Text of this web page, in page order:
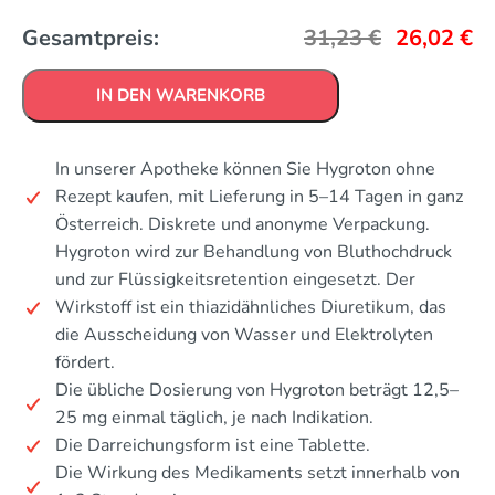
Gesamtpreis: 31,23€ 26,02 €
IN DEN WARENKORB
In unserer Apotheke können Sie Hygroton ohne
Rezept kaufen, mit Lieferung in 5–14 Tagen in ganz
Österreich. Diskrete und anonyme Verpackung.
Hygroton wird zur Behandlung von Bluthochdruck
und zur Flüssigkeitsretention eingesetzt. Der
Wirkstoff ist ein thiazidähnliches Diuretikum, das
die Ausscheidung von Wasser und Elektrolyten
fördert.
Die übliche Dosierung von Hygroton beträgt 12,5–
25 mg einmal täglich, je nach Indikation.
Die Darreichungsform ist eine Tablette.
Die Wirkung des Medikaments setzt innerhalb von